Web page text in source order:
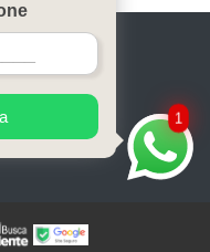
Mapa do site
1